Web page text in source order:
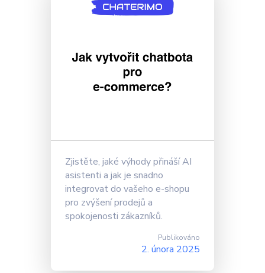
Zjistěte, jaké výhody přináší AI
asistenti a jak je snadno
integrovat do vašeho e-shopu
pro zvýšení prodejů a
spokojenosti zákazníků.
Publikováno
2. února 2025